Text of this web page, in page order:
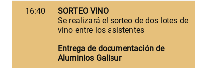
16:40
SORTEO VINO
Se realizará el sorteo de dos lotes de
vino entre los asistentes
Entrega de documentación de
Aluminios Galisur